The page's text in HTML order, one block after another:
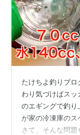
たけちよ釣りブ
わり気づけばス
のエギングで釣
が家の冷凍庫のス
さて、そんな問